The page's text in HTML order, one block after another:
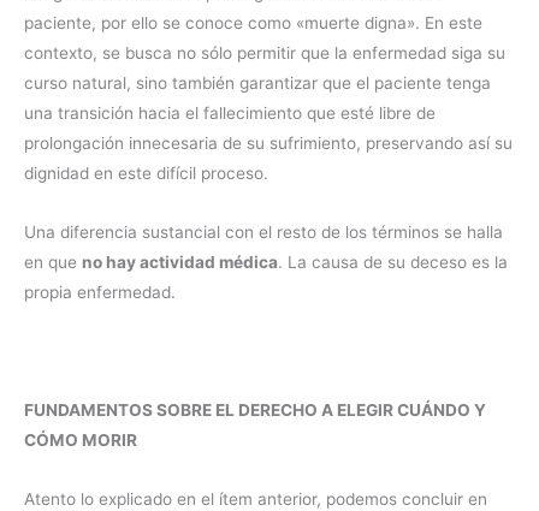
paciente, por ello se conoce como «muerte digna». En este
contexto, se busca no sólo permitir que la enfermedad siga su
curso natural, sino también garantizar que el paciente tenga
una transición hacia el fallecimiento que esté libre de
prolongación innecesaria de su sufrimiento, preservando así su
dignidad en este difícil proceso.
Una diferencia sustancial con el resto de los términos se halla
en que no hay actividad médica. La causa de su deceso es la
propia enfermedad.
FUNDAMENTOS SOBRE EL DERECHO A ELEGIR CUÁNDO Y
CÓMO MORIR
Atento lo explicado en el ítem anterior, podemos concluir en